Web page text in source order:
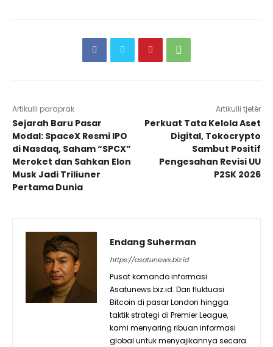
Artikulli paraprak
Sejarah Baru Pasar
Modal: SpaceX Resmi IPO
di Nasdaq, Saham “SPCX”
Meroket dan Sahkan Elon
Musk Jadi Triliuner
Pertama Dunia
Artikulli tjetër
Perkuat Tata Kelola Aset
Digital, Tokocrypto
Sambut Positif
Pengesahan Revisi UU
P2SK 2026
Endang Suherman
https://asatunews.biz.id
Pusat komando informasi
Asatunews.biz.id. Dari fluktuasi
Bitcoin di pasar London hingga
taktik strategi di Premier League,
kami menyaring ribuan informasi
global untuk menyajikannya secara